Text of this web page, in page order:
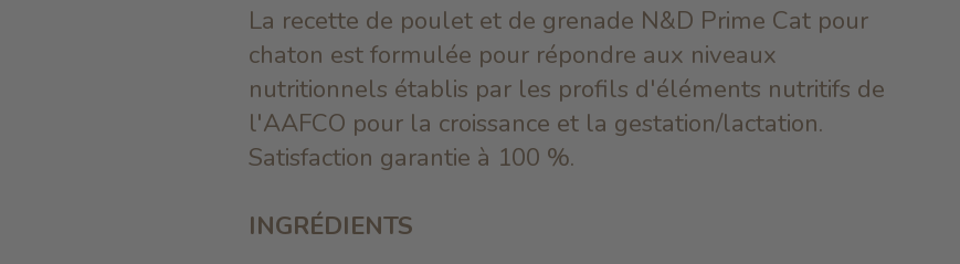
La recette de poulet et de grenade N&D Prime Cat pour
chaton est formulée pour répondre aux niveaux
nutritionnels établis par les profils d'éléments nutritifs de
l'AAFCO pour la croissance et la gestation/lactation.
Satisfaction garantie à 100 %.
INGRÉDIENTS